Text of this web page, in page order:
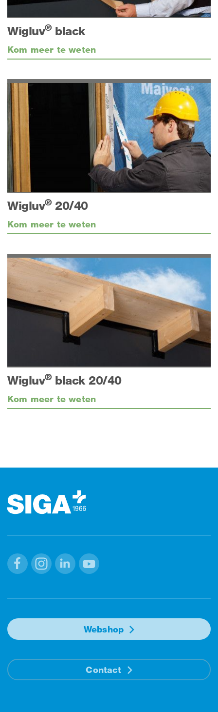
Wigluv®black
Kom meer te weten
Wigluv®20/40
Kom meer te weten
Wigluv®black 20/40
Kom meer te weten
Webshop
Contact